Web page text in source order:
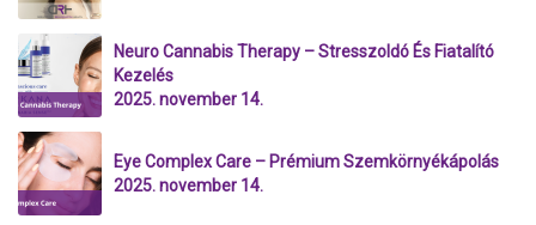
Neuro Cannabis Therapy – Stresszoldó És Fiatalító
Kezelés
2025. november 14.
Eye Complex Care – Prémium Szemkörnyékápolás
2025. november 14.